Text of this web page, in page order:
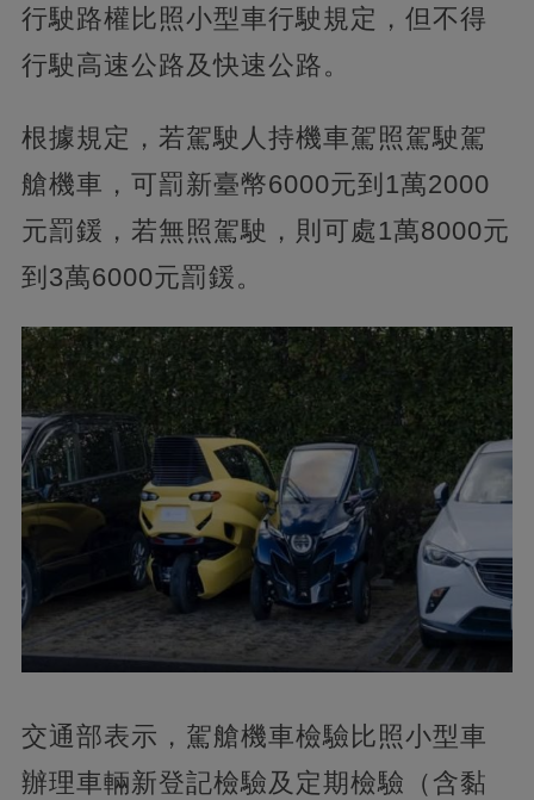
行駛路權比照小型車行駛規定，但不得
行駛高速公路及快速公路。
根據規定，若駕駛人持機車駕照駕駛駕
艙機車，可罰新臺幣6000元到1萬2000
元罰鍰，若無照駕駛，則可處1萬8000元
到3萬6000元罰鍰。
交通部表示，駕艙機車檢驗比照小型車
辦理車輛新登記檢驗及定期檢驗（含黏